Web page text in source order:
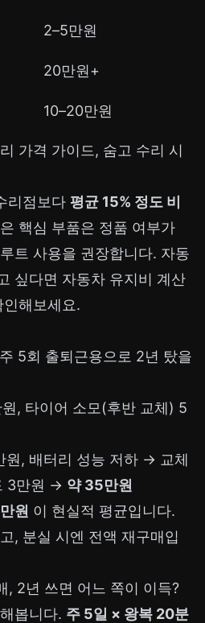
2–5만원
20만원+
10–20만원
가격 가이드, 숨고 수리 시
리점보다 평균 15% 정도 비
핵심 부품은 정품 여부가
트 사용을 권장합니다. 자동
싶다면 자동차 유지비 계산
해보세요.
5회 출퇴근용으로 2년 탔을
, 타이어 소모(후반 교체) 5
원, 배터리 성능 저하 → 교체
3만원 → 약 35만원
원 이 현실적 평균입니다.
, 분실 시엔 전액 재구매입
, 2년 쓰면 어느 쪽이 이득?
봅니다. 주 5일 × 왕복 20분